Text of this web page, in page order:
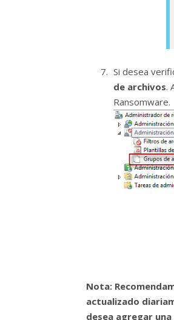
Si desea
de archivos.
Ransomware.
Nota:
actualizado
desea agregar